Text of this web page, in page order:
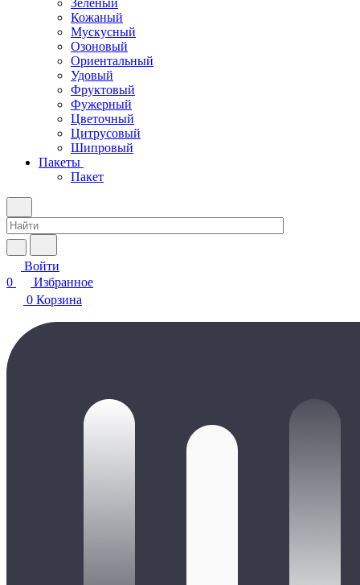
Зеленый
Кожаный
Мускусный
Озоновый
Ориентальный
Удовый
Фруктовый
Фужерный
Цветочный
Цитрусовый
Шипровый
Пакеты
Пакет
Войти
0
Избранное
0 Корзина